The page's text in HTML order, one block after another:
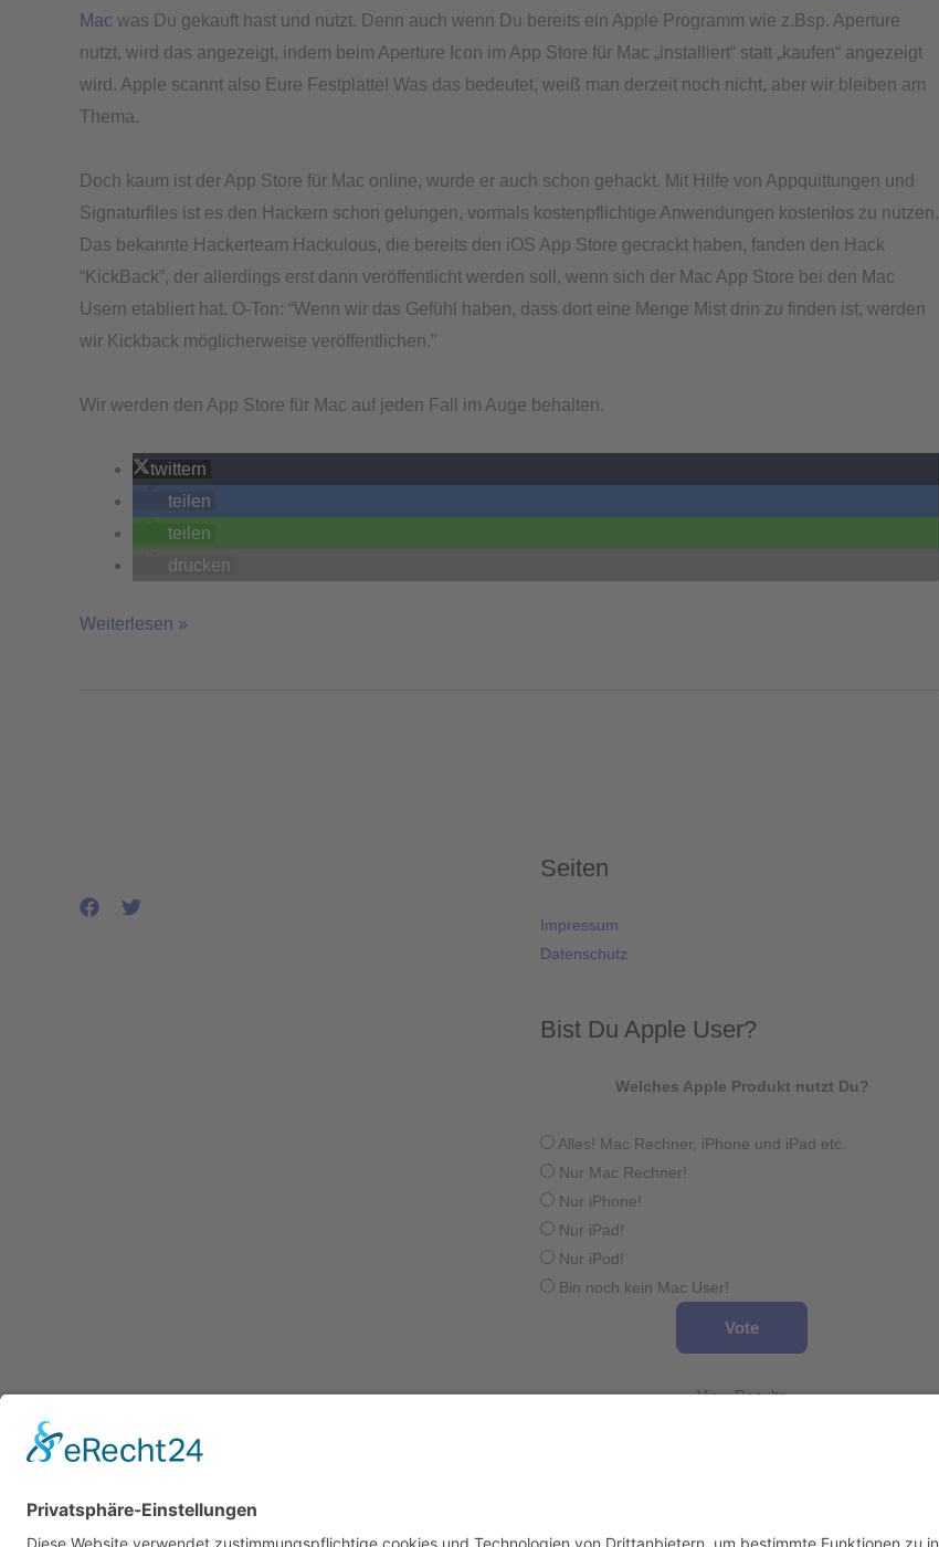
Mac was Du gekauft hast und nutzt. Denn auch wenn Du bereits ein Apple Programm wie z.Bsp. Aperture
nutzt, wird das angezeigt, indem beim Aperture Icon im App Store für Mac „installiert“ statt „kaufen“ angezeigt
wird. Apple scannt also Eure Festplatte! Was das bedeutet, weiß man derzeit noch nicht, aber wir bleiben am
Thema.
Doch kaum ist der App Store für Mac online, wurde er auch schon gehackt. Mit Hilfe von Appquittungen und
Signaturfiles ist es den Hackern schon gelungen, vormals kostenpflichtige Anwendungen kostenlos zu nutzen.
Das bekannte Hackerteam Hackulous, die bereits den iOS App Store gecrackt haben, fanden den Hack
“KickBack”, der allerdings erst dann veröffentlicht werden soll, wenn sich der Mac App Store bei den Mac
Usern etabliert hat. O-Ton: “Wenn wir das Gefühl haben, dass dort eine Menge Mist drin zu finden ist, werden
wir Kickback möglicherweise veröffentlichen.”
Wir werden den App Store für Mac auf jeden Fall im Auge behalten.
twittern
teilen
teilen
drucken
Weiterlesen »
Seiten
Impressum
Datenschutz
Bist Du Apple User?
Welches Apple Produkt nutzt Du?
Alles! Mac Rechner, iPhone und iPad etc.
Nur Mac Rechner!
Nur iPhone!
Nur iPad!
Nur iPod!
Bin noch kein Mac User!
View Results